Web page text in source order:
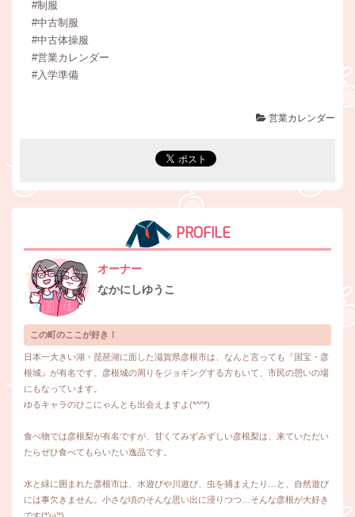
#制服
#中古制服
#中古体操服
#営業カレンダー
#入学準備
営業カレンダー
PROFILE
オーナー
なかにしゆうこ
この町のここが好き！
日本一大きい湖・琵琶湖に面した滋賀県彦根市は、なんと言っても『国宝・彦
根城』が有名です。彦根城の周りをジョギングする方もいて、市民の憩いの場
にもなっています。
ゆるキャラのひこにゃんとも出会えますよ(*^^*)
食べ物では彦根梨が有名ですが、甘くてみずみずしい彦根梨は、来ていただい
たらぜひ食べてもらいたい逸品です。
水と緑に囲まれた彦根市は、水遊びや川遊び、虫を捕まえたり…と、自然遊び
には事欠きません。小さな頃のそんな思い出に浸りつつ…そんな彦根が大好き